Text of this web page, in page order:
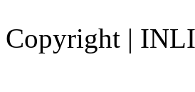
Copyright |